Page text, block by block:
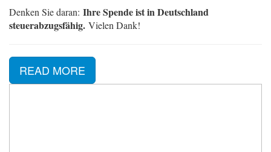
Denken Sie daran: Ihre Spende ist in Deutschland
steuerabzugsfähig. Vielen Dank!
READ MORE